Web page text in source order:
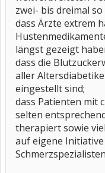
zwei- bis dreimal
dass Ärzte extrem
längst gezeigt
dass die
aller
eingestellt sind;
dass Patienten mit
selten
therapiert sowie
auf eigene